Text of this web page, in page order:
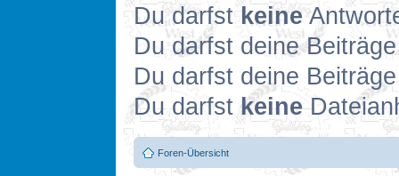
Du darfst keine
Du darfst deine
Du darfst deine
Du darfstkeine
Foren-Übersicht